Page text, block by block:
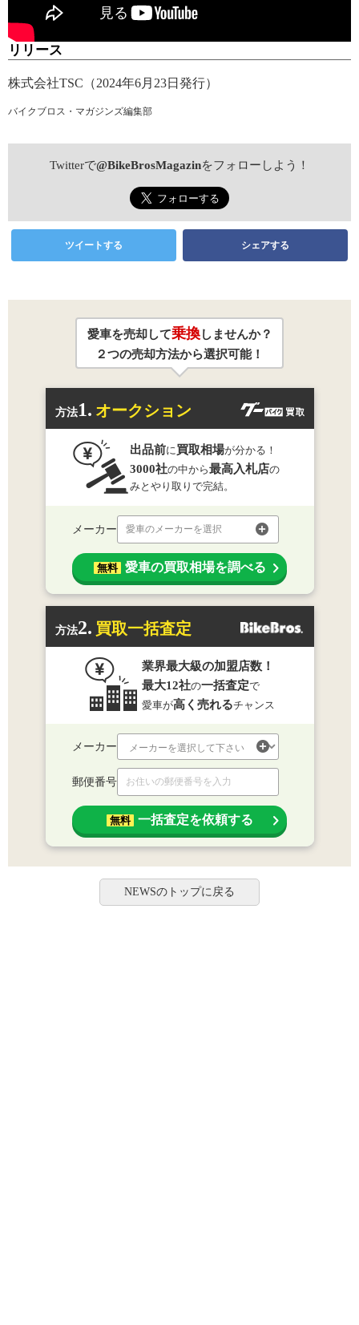
リリース
株式会社TSC（2024年6月23日発行）
バイクブロス・マガジンズ編集部
Twitterで@BikeBrosMagazinをフォローしよう！
ツイートする シェアする
愛車を売却して乗換しませんか？
２つの売却方法から選択可能！
方法1. オークション
出品前に買取相場が分かる！
3000社の中から最高入札店の
みとやり取りで完結。
メーカー 愛車のメーカーを選択
無料 愛車の買取相場を調べる
方法2. 買取一括査定
業界最大級の加盟店数！
最大12社の一括査定で
愛車が高く売れるチャンス
メーカー
郵便番号
無料 一括査定を依頼する
NEWSのトップに戻る